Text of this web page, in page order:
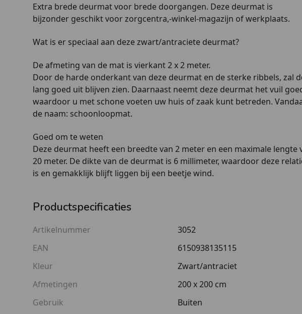
Extra brede deurmat voor brede doorgangen. Deze deurmat is
bijzonder geschikt voor zorgcentra,-winkel-magazijn of werkplaats.
Wat is er speciaal aan deze zwart/antraciete deurmat?
De afmeting van de mat is vierkant 2 x 2 meter.
Door de harde onderkant van deze deurmat en de sterke ribbels, zal
lang goed uit blijven zien. Daarnaast neemt deze deurmat het vuil
waardoor u met schone voeten uw huis of zaak kunt betreden.
de naam: schoonloopmat.
Goed om te weten
Deze deurmat heeft een breedte van 2 meter en een maximale lengte
20 meter. De dikte van de deurmat is 6 millimeter, waardoor deze
is en gemakklijk blijft liggen bij een beetje wind.
Productspecificaties
Artikelnummer
3052
EAN
6150938135115
Kleur
Zwart/antraciet
Afmetingen
200 x 200 cm
Gebruik
Buiten